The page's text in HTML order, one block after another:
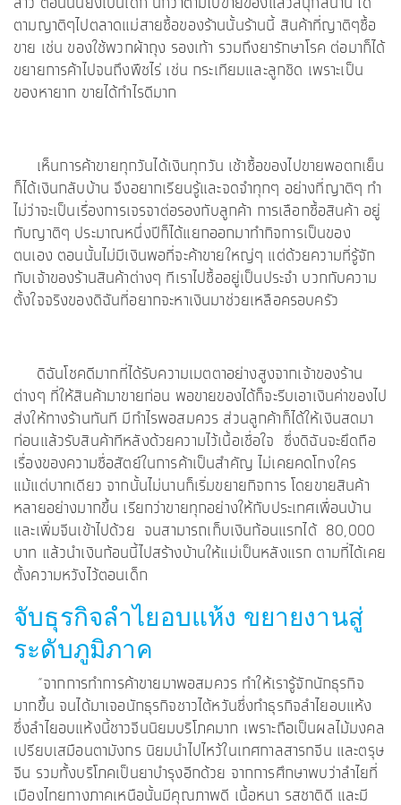
ตามญาติๆไปตลาดแม่สายซื้อของร้านนั้นร้านนี้ สินค้าที่ญาติๆซื้อ
ขาย เช่น ของใช้พวกผ้าถุง รองเท้า รวมถึงยารักษาโรค ต่อมาก็ได้
ขยายการค้าไปจนถึงพืชไร่ เช่น กระเทียมและลูกชิด เพราะเป็น
ของหายาก ขายได้กำไรดีมาก
เห็นการค้าขายทุกวันได้เงินทุกวัน เช้าซื้อของไปขายพอตกเย็น
ก็ได้เงินกลับบ้าน จึงอยากเรียนรู้และจดจำทุกๆ อย่างที่ญาติๆ ทำ
ไม่ว่าจะเป็นเรื่องการเจรจาต่อรองกับลูกค้า การเลือกซื้อสินค้า อยู่
กับญาติๆ ประมาณหนึ่งปีก็ได้แยกออกมาทำกิจการเป็นของ
ตนเอง ตอนนั้นไม่มีเงินพอที่จะค้าขายใหญ่ๆ แต่ด้วยความที่รู้จัก
กับเจ้าของร้านสินค้าต่างๆ ทีเราไปซื้ออยู่เป็นประจำ บวกกับความ
ตั้งใจจริงของดิฉันที่อยากจะหาเงินมาช่วยเหลือครอบครัว
ดิฉันโชคดีมากที่ได้รับความเมตตาอย่างสูงจากเจ้าของร้าน
ต่างๆ ที่ให้สินค้ามาขายก่อน พอขายของได้ก็จะรีบเอาเงินค่าของไป
ส่งให้ทางร้านทันที มีกำไรพอสมควร ส่วนลูกค้าก็ได้ให้เงินสดมา
ก่อนแล้วรับสินค้าทีหลังด้วยความไว้เนื้อเชื่อใจ ซึ่งดิฉันจะยึดถือ
เรื่องของความซื่อสัตย์ในการค้าเป็นสำคัญ ไม่เคยคดโกงใคร
แม้แต่บาทเดียว จากนั้นไม่นานก็เริ่มขยายกิจการ โดยขายสินค้า
หลายอย่างมากขึ้น เรียกว่าขายทุกอย่างให้กับประเทศเพื่อนบ้าน
และเพิ่มจีนเข้าไปด้วย จนสามารถเก็บเงินก้อนแรกได้ 80,000
บาท แล้วนำเงินก้อนนี้ไปสร้างบ้านให้แม่เป็นหลังแรก ตามที่ได้เคย
ตั้งความหวังไว้ตอนเด็ก
จับธุรกิจลำไยอบแห้ง ขยายงานสู่
ระดับภูมิภาค
“จากการทำการค้าขายมาพอสมควร ทำให้เรารู้จักนักธุรกิจ
มากขึ้น จนได้มาเจอนักธุรกิจชาวไต้หวันซึ่งทำธุรกิจลำไยอบแห้ง
ซึ่งลำไยอบแห้งนี้ชาวจีนนิยมบริโภคมาก เพราะถือเป็นผลไม้มงคล
เปรียบเสมือนตามังกร นิยมนำไปไหว้ในเทศกาลสารทจีน และตรุษ
จีน รวมทั้งบริโภคเป็นยาบำรุงอีกด้วย จากการศึกษาพบว่าลำไยที่
เมืองไทยทางภาคเหนือนั้นมีคุณภาพดี เนื้อหนา รสชาติดี และมี